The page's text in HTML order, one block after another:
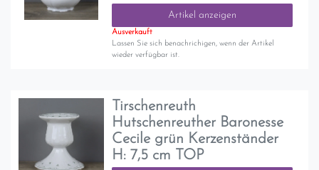
Artikel anzeigen
Ausverkauft
Lassen Sie sich benachrichigen, wenn der Artikel
wieder verfügbar ist.
Tirschenreuth
Hutschenreuther Baronesse
Cecile grün Kerzenständer
H: 7,5 cm TOP